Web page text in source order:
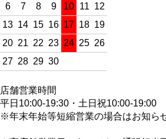
6
7 8 9 10 11 12
13 14 15 16 17 18 19
20 21 22 23 24 25 26
27 28 29 30
店舗営業時間
平日10:00-19:30・土日祝10:00-19:00
※年末年始等短縮営業の場合はお知ら